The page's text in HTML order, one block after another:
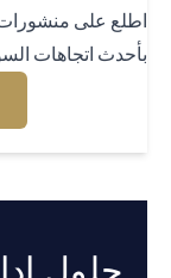
على منشورات
اتجاهات السوق.